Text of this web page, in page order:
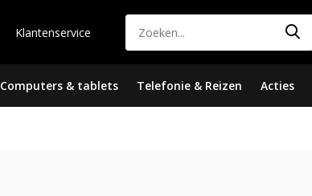
Klantenservice
Computers & tablets Telefonie & Reizen Acties